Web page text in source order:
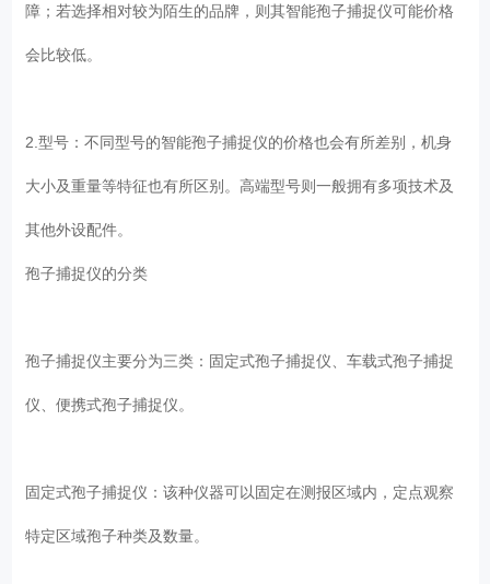
障；若选择相对较为陌生的品牌，则其智能孢子捕捉仪可能价格
会比较低。
2.型号：不同型号的智能孢子捕捉仪的价格也会有所差别，机身
大小及重量等特征也有所区别。高端型号则一般拥有多项技术及
其他外设配件。
孢子捕捉仪的分类
孢子捕捉仪主要分为三类：固定式孢子捕捉仪、车载式孢子捕捉
仪、便携式孢子捕捉仪。
固定式孢子捕捉仪：该种仪器可以固定在测报区域内，定点观察
特定区域孢子种类及数量。